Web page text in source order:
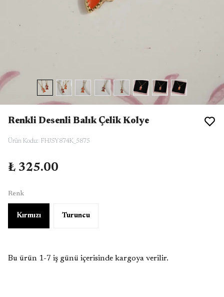
Renkli Desenli Balık Çelik Kolye
Ürün Kodu: FHJSY874K_5875
₺ 325.00
Renk
Kırmızı Turuncu
Bu ürün 1-7 iş günü içerisinde kargoya verilir.